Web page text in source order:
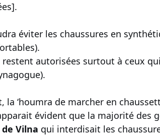
éviter les chaussures en
restent autorisées surtout à ceux
la ‘houmra de marcher en
évident que la majorité
de Vilna qui interdisait les